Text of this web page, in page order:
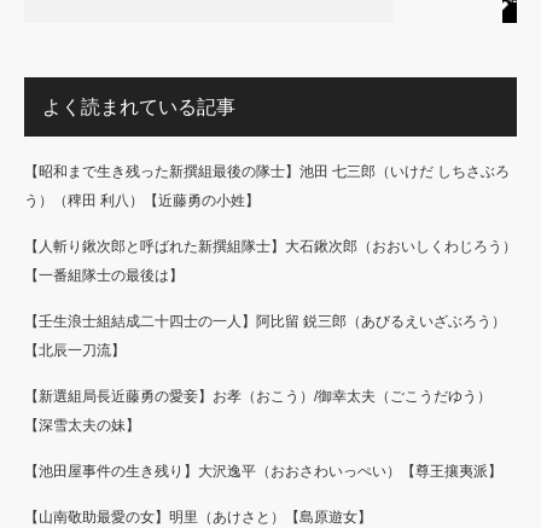
よく読まれている記事
【昭和まで生き残った新撰組最後の隊士】池田 七三郎（いけだ しちさぶろ
う）（稗田 利八）【近藤勇の小姓】
【人斬り鍬次郎と呼ばれた新撰組隊士】大石鍬次郎（おおいしくわじろう）
【一番組隊士の最後は】
【壬生浪士組結成二十四士の一人】阿比留 鋭三郎（あびるえいざぶろう）
【北辰一刀流】
【新選組局長近藤勇の愛妾】お孝（おこう）/御幸太夫（ごこうだゆう）
【深雪太夫の妹】
【池田屋事件の生き残り】大沢逸平（おおさわいっぺい）【尊王攘夷派】
【山南敬助最愛の女】明里（あけさと）【島原遊女】